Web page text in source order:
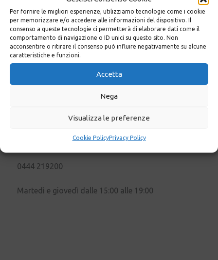
Per fornire le migliori esperienze, utilizziamo tecnologie come i cookie
per memorizzare e/o accedere alle informazioni del dispositivo. Il
consenso a queste tecnologie ci permetterà di elaborare dati come il
comportamento di navigazione o ID unici su questo sito. Non
acconsentire o ritirare il consenso può influire negativamente su alcune
caratteristiche e funzioni.
Accetta
Nega
Visualizza le preferenze
Cookie PolicyPrivacy Policy
mercoledì dalle 15:00 alle 20:00
Casa di Cura Villa Berica
Via Capparozzo, 10 Vicenza
0444 219200
Martedì e giovedì dalle 15:00 alle 19:00